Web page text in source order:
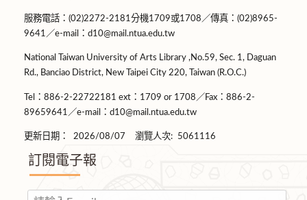
服務電話：(02)2272-2181分機1709或1708／傳真：(02)8965-
9641／e-mail：d10@mail.ntua.edu.tw
National Taiwan University of Arts Library ,No.59, Sec. 1, Daguan
Rd., Banciao District, New Taipei City 220, Taiwan (R.O.C.)
Tel：886-2-22722181 ext：1709 or 1708／Fax：886-2-
89659641／e-mail：d10@mail.ntua.edu.tw
更新日期： 2026/08/07 瀏覽人次: 5061116
訂閱電子報